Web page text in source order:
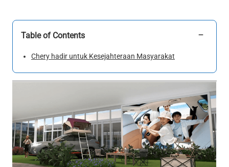
Table of Contents −
Chery hadir untuk Kesejahteraan Masyarakat